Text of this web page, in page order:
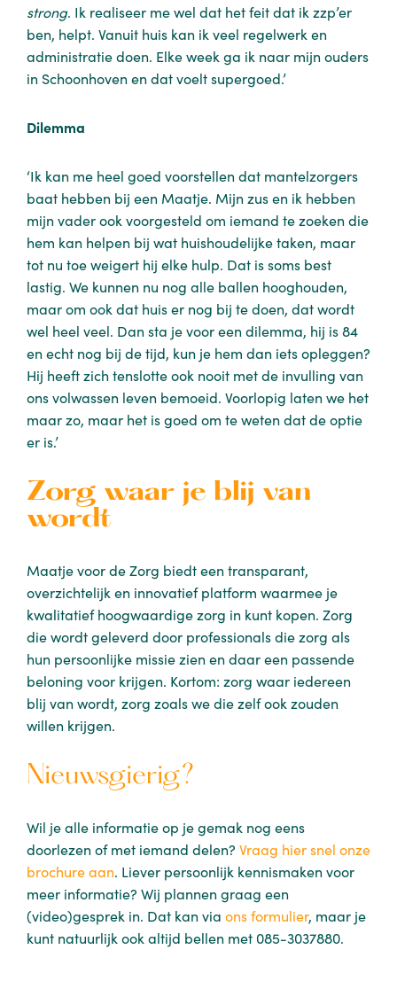
strong. Ik realiseer me wel dat het feit dat ik zzp’er
ben, helpt. Vanuit huis kan ik veel regelwerk en
administratie doen. Elke week ga ik naar mijn ouders
in Schoonhoven en dat voelt supergoed.’
Dilemma
‘Ik kan me heel goed voorstellen dat mantelzorgers
baat hebben bij een Maatje. Mijn zus en ik hebben
mijn vader ook voorgesteld om iemand te zoeken die
hem kan helpen bij wat huishoudelijke taken, maar
tot nu toe weigert hij elke hulp. Dat is soms best
lastig. We kunnen nu nog alle ballen hooghouden,
maar om ook dat huis er nog bij te doen, dat wordt
wel heel veel. Dan sta je voor een dilemma, hij is 84
en echt nog bij de tijd, kun je hem dan iets opleggen?
Hij heeft zich tenslotte ook nooit met de invulling van
ons volwassen leven bemoeid. Voorlopig laten we het
maar zo, maar het is goed om te weten dat de optie
er is.’
Zorg waar je blij van
wordt
Maatje voor de Zorg biedt een transparant,
overzichtelijk en innovatief platform waarmee je
kwalitatief hoogwaardige zorg in kunt kopen. Zorg
die wordt geleverd door professionals die zorg als
hun persoonlijke missie zien en daar een passende
beloning voor krijgen. Kortom: zorg waar iedereen
blij van wordt, zorg zoals we die zelf ook zouden
willen krijgen.
Nieuwsgierig?
Wil je alle informatie op je gemak nog eens
doorlezen of met iemand delen? Vraag hier snel onze
brochure aan. Liever persoonlijk kennismaken voor
meer informatie? Wij plannen graag een
(video)gesprek in. Dat kan via ons formulier, maar je
kunt natuurlijk ook altijd bellen met 085-3037880.